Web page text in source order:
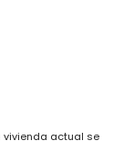
vivienda actual se